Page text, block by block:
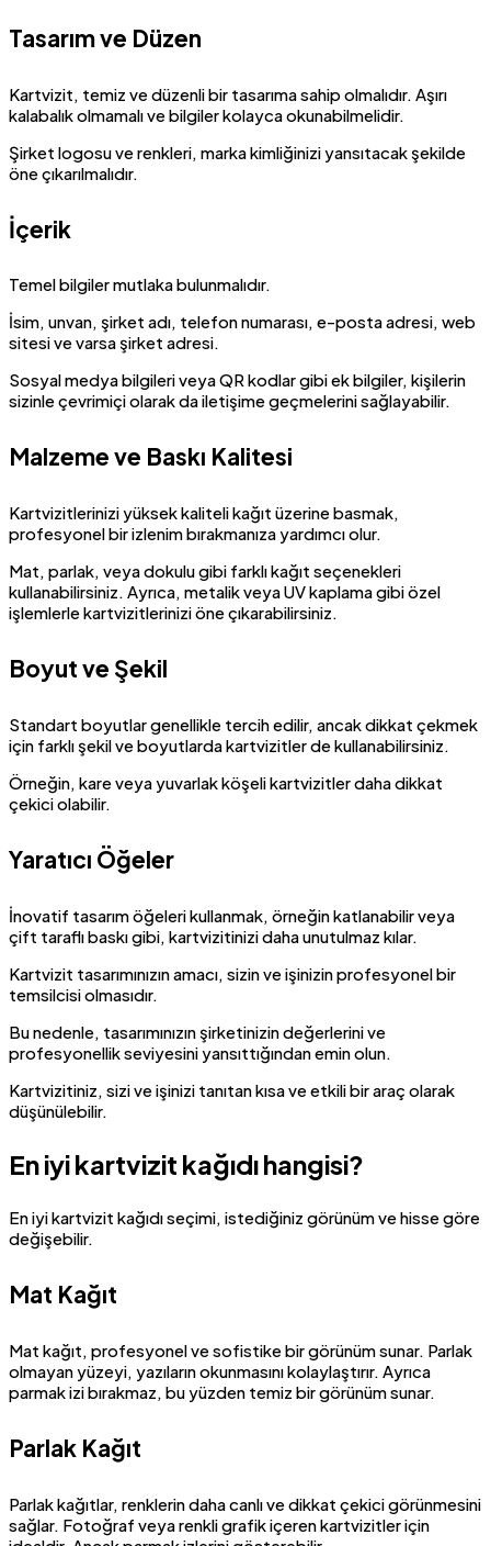
Tasarım ve Düzen
Kartvizit, temiz ve düzenli bir tasarıma sahip olmalıdır. Aşırı
kalabalık olmamalı ve bilgiler kolayca okunabilmelidir.
Şirket logosu ve renkleri, marka kimliğinizi yansıtacak şekilde
öne çıkarılmalıdır.
İçerik
Temel bilgiler mutlaka bulunmalıdır.
İsim, unvan, şirket adı, telefon numarası, e-posta adresi, web
sitesi ve varsa şirket adresi.
Sosyal medya bilgileri veya QR kodlar gibi ek bilgiler, kişilerin
sizinle çevrimiçi olarak da iletişime geçmelerini sağlayabilir.
Malzeme ve Baskı Kalitesi
Kartvizitlerinizi yüksek kaliteli kağıt üzerine basmak,
profesyonel bir izlenim bırakmanıza yardımcı olur.
Mat, parlak, veya dokulu gibi farklı kağıt seçenekleri
kullanabilirsiniz. Ayrıca, metalik veya UV kaplama gibi özel
işlemlerle kartvizitlerinizi öne çıkarabilirsiniz.
Boyut ve Şekil
Standart boyutlar genellikle tercih edilir, ancak dikkat çekmek
için farklı şekil ve boyutlarda kartvizitler de kullanabilirsiniz.
Örneğin, kare veya yuvarlak köşeli kartvizitler daha dikkat
çekici olabilir.
Yaratıcı Öğeler
İnovatif tasarım öğeleri kullanmak, örneğin katlanabilir veya
çift taraflı baskı gibi, kartvizitinizi daha unutulmaz kılar.
Kartvizit tasarımınızın amacı, sizin ve işinizin profesyonel bir
temsilcisi olmasıdır.
Bu nedenle, tasarımınızın şirketinizin değerlerini ve
profesyonellik seviyesini yansıttığından emin olun.
Kartvizitiniz, sizi ve işinizi tanıtan kısa ve etkili bir araç olarak
düşünülebilir.
En iyi kartvizit kağıdı hangisi?
En iyi kartvizit kağıdı seçimi, istediğiniz görünüm ve hisse göre
değişebilir.
Mat Kağıt
Mat kağıt, profesyonel ve sofistike bir görünüm sunar. Parlak
olmayan yüzeyi, yazıların okunmasını kolaylaştırır. Ayrıca
parmak izi bırakmaz, bu yüzden temiz bir görünüm sunar.
Parlak Kağıt
Parlak kağıtlar, renklerin daha canlı ve dikkat çekici görünmesini
sağlar. Fotoğraf veya renkli grafik içeren kartvizitler için